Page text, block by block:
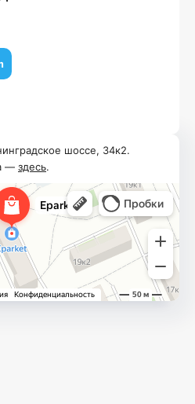
шоссе, 34к2.
— здесь.